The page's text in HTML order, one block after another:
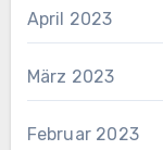
April 2023
März 2023
Februar 2023